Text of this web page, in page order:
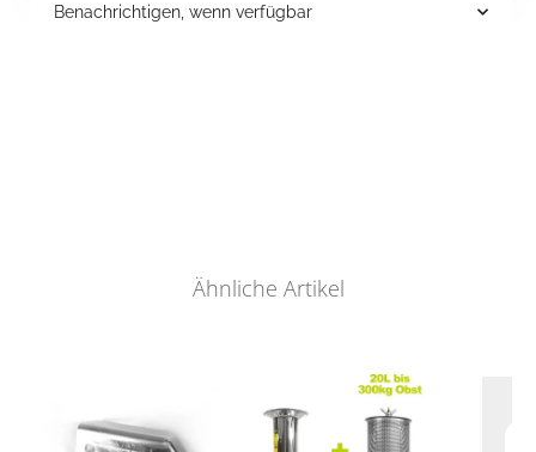
Benachrichtigen, wenn verfügbar
Ähnliche Artikel